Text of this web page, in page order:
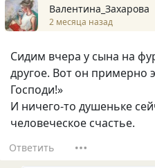
Валентина_Захарова
2 месяца назад
Сидим вчера у сына на
другое. Вот он примерно
Господи!»
И ничего-то душеньке
человеческое счастье.
Ответить